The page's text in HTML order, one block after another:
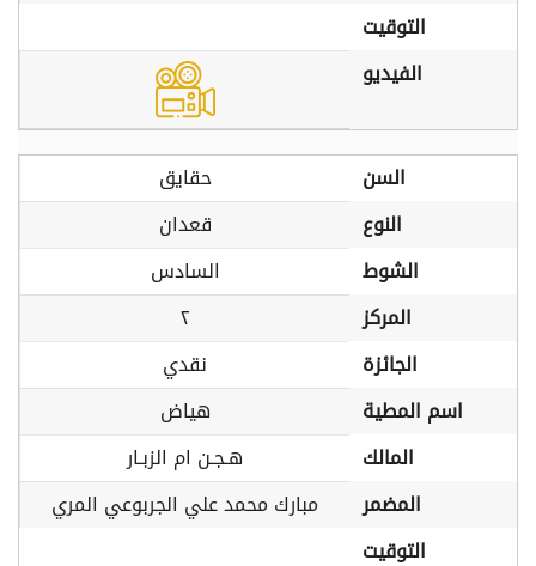
التوقيت
الفيديو
السن
حقايق
النوع
قعدان
الشوط
السادس
المركز
٢
الجائزة
نقدي
اسم المطية
هياض
المالك
هـجـن ام الزبـار
المضمر
مبارك محمد علي الجربوعي المري
التوقيت